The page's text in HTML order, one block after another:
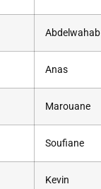
Abdelwahab
Anas
Marouane
Soufiane
Kevin